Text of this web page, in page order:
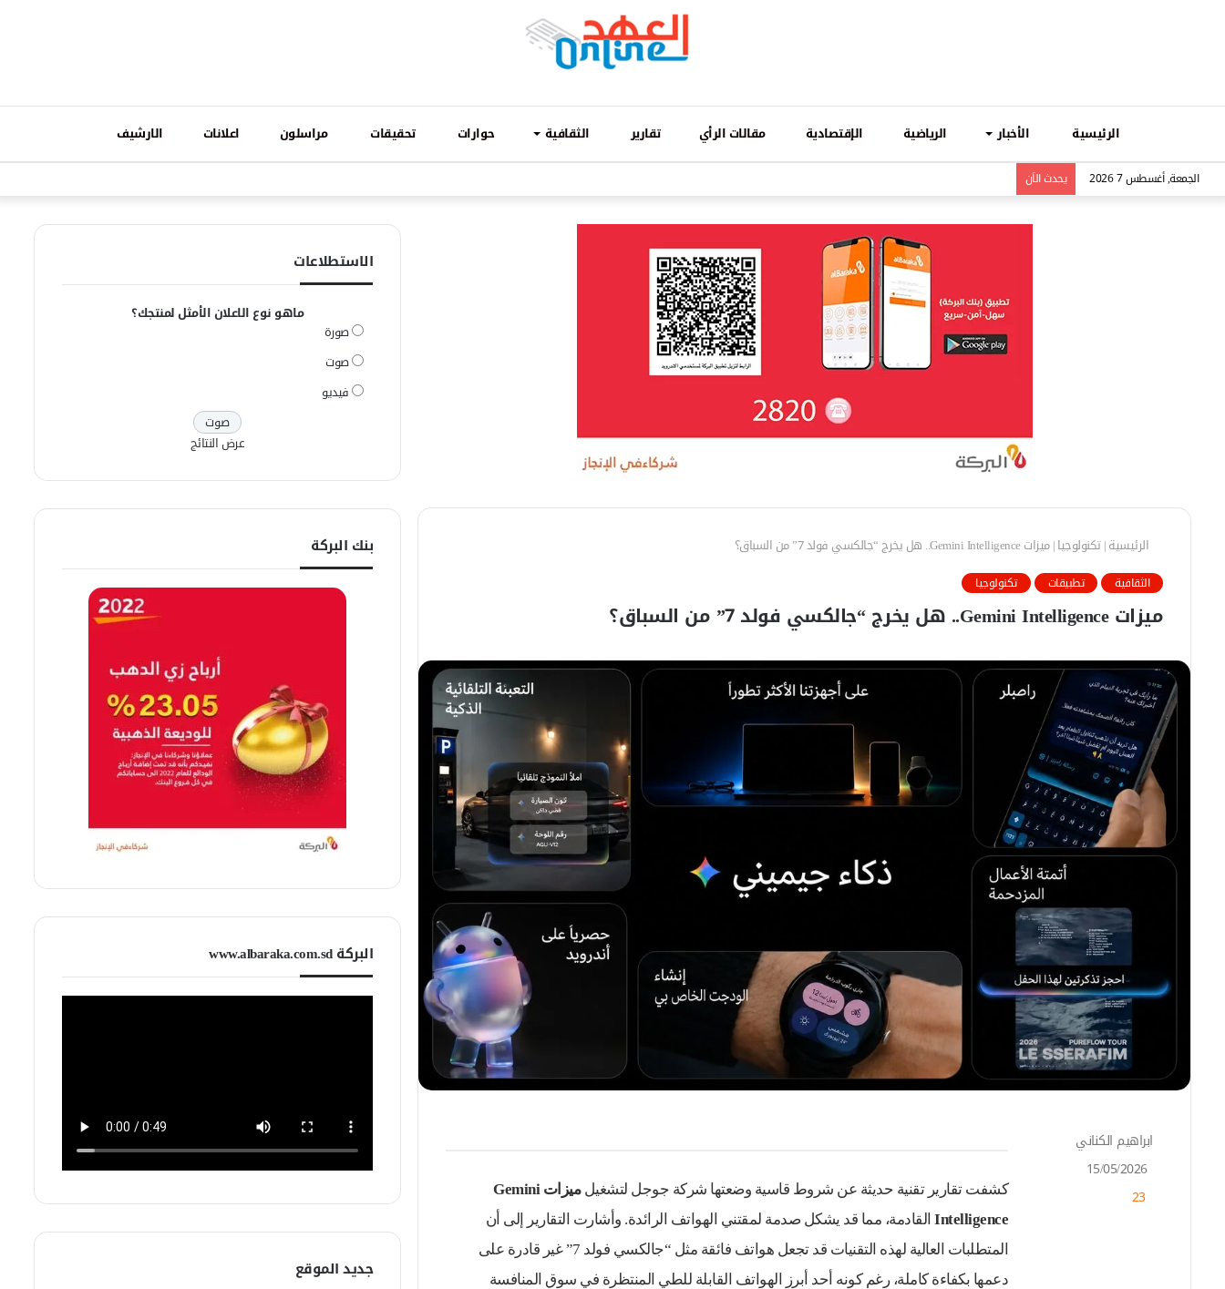
الرئيسية الأخبار الرياضية الإقتصادية مقالات الرأي تقارير الثقافية حوارات تحقيقات مراسلون اعلانات الارشيف
الجمعة, أغسطس 7 2026 يحدث الاَن
الرئيسية|تكنولوجيا|ميزات Gemini Intelligence.. هل يخرج “جالكسي فولد 7” من السباق؟
الثقافية تطبيقات تكنولوجيا
ميزات Gemini Intelligence.. هل يخرج “جالكسي فولد 7” من السباق؟
كشفت تقارير تقنية حديثة عن شروط قاسية وضعتها شركة جوجل لتشغيل
ميزات Gemini
Intelligence القادمة، مما قد يشكل صدمة لمقتني الهواتف الرائدة. وأشارت التقارير إلى أن
المتطلبات العالية لهذه التقنيات قد تجعل هواتف فائقة مثل “جالكسي فولد 7” غير قادرة على
دعمها بكفاءة كاملة، رغم كونه أحد أبرز الهواتف القابلة للطي المنتظرة في سوق المنافسة
ابراهيم الكناني
15/05/2026
23
الاستطلاعات
ماهو نوع الاعلان الأمثل لمنتجك؟
صورة
صوت
فيديو
عرض النتائج
بنك البركة
البركة www.albaraka.com.sd
جديد الموقع